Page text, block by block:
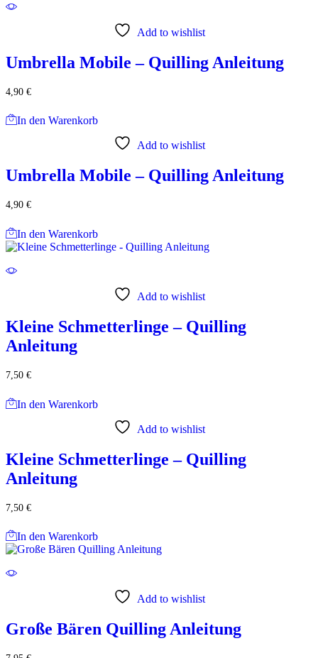
Add to wishlist
Umbrella Mobile – Quilling Anleitung
4,90 €
In den Warenkorb
Add to wishlist
Umbrella Mobile – Quilling Anleitung
4,90 €
In den Warenkorb
Add to wishlist
Kleine Schmetterlinge – Quilling
Anleitung
7,50 €
In den Warenkorb
Add to wishlist
Kleine Schmetterlinge – Quilling
Anleitung
7,50 €
In den Warenkorb
Add to wishlist
Große Bären Quilling Anleitung